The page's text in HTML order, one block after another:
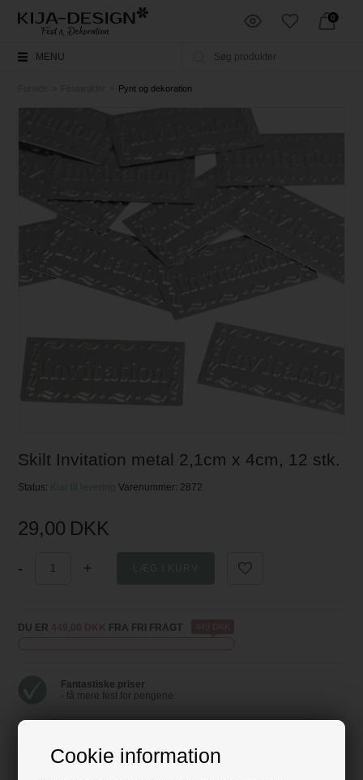
Cookie information
0
MENU
Pynt og dekoration
Skilt Invitation metal 2,1cm x 4cm, 12 stk.
Status: Klar til leveringVarenummer: 2872
29,00 DKK
- +
DU ER FRA FRI FRAGT
Fantastiske priser
- få mere fest for pengene
- alt til fest og dekoration